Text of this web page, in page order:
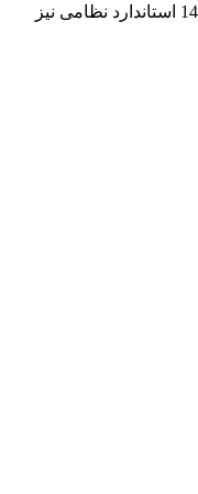
اوپو ادعا می‌کند که A5 پرو 4G موفق به کسب گواهینامه IP69 شده است. این گواهینامه نشان‌دهنده مقاومت بالای دستگاه در برابر نفوذ آب و گرد و غبار است. همچنین، این گوشی از 14 استاندارد نظامی نیز